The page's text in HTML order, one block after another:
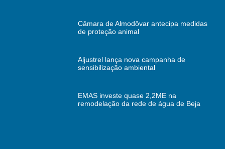
Câmara de Almodôvar antecipa medidas
de proteção animal
Aljustrel lança nova campanha de
sensibilização ambiental
EMAS investe quase 2,2ME na
remodelação da rede de água de Beja